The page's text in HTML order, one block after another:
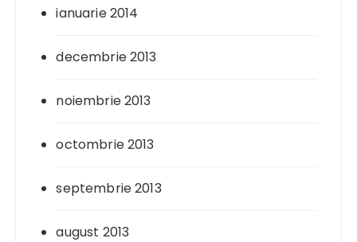
ianuarie 2014
decembrie 2013
noiembrie 2013
octombrie 2013
septembrie 2013
august 2013